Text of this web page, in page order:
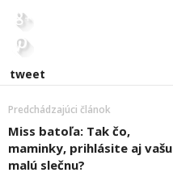
tweet
Predchádzajúci článok
Miss batoľa: Tak čo,
maminky, prihlásite aj vašu
malú slečnu?